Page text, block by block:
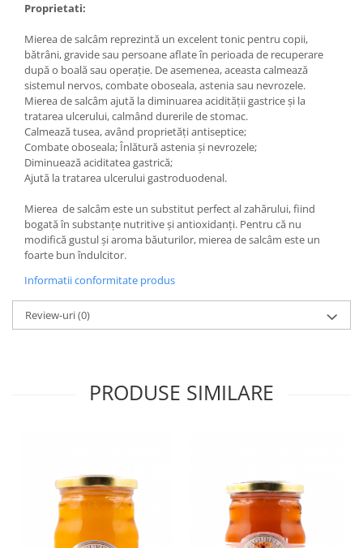
Proprietati:
Mierea de salcâm reprezintă un excelent tonic pentru copii,
bătrâni, gravide sau persoane aflate în perioada de recuperare
după o boală sau operație. De asemenea, aceasta calmează
sistemul nervos, combate oboseala, astenia sau nevrozele.
Mierea de salcâm ajută la diminuarea acidității gastrice și la
tratarea ulcerului, calmând durerile de stomac.
Calmează tusea, având proprietăți antiseptice;
Combate oboseala; Înlătură astenia și nevrozele;
Diminuează aciditatea gastrică;
Ajută la tratarea ulcerului gastroduodenal.
Mierea de salcâm este un substitut perfect al zahărului, fiind
bogată în substanțe nutritive și antioxidanți. Pentru că nu
modifică gustul și aroma băuturilor, mierea de salcâm este un
foarte bun îndulcitor.
Informatii conformitate produs
Review-uri(0)
PRODUSE SIMILARE